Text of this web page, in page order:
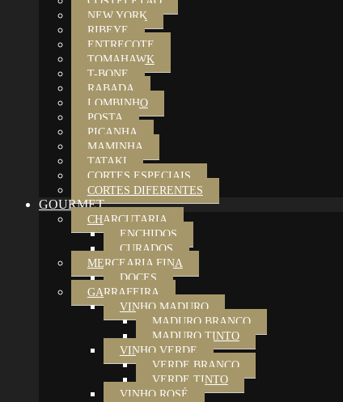
NEW YORK
RIBEYE
ENTRECOTE
TOMAHAWK
T-BONE
RABADA
LOMBINHO
POSTA
PICANHA
MAMINHA
TATAKI
CORTES ESPECIAIS
CORTES DIFERENTES
GOURMET
CHARCUTARIA
ENCHIDOS
CURADOS
MERCEARIA FINA
DOCES
GARRAFEIRA
VINHO MADURO
MADURO BRANCO
MADURO TINTO
VINHO VERDE
VERDE BRANCO
VERDE TINTO
VINHO ROSÉ